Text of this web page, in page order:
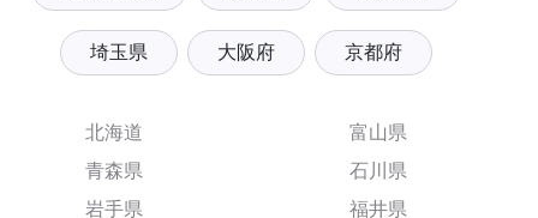
埼玉県 大阪府 京都府
北海道
青森県
岩手県
富山県
石川県
福井県